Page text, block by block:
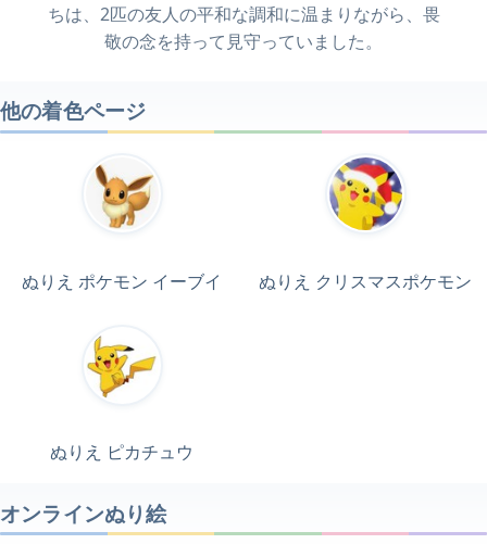
ちは、2匹の友人の平和な調和に温まりながら、畏
敬の念を持って見守っていました。
他の着色ページ
ぬりえ ポケモン イーブイ ぬりえ クリスマスポケモン
ぬりえ ピカチュウ
オンラインぬり絵